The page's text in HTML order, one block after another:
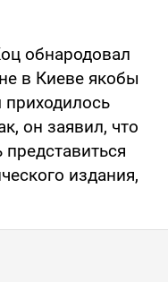
обнародовал
в Киеве якобы
он заявил, что
издания,